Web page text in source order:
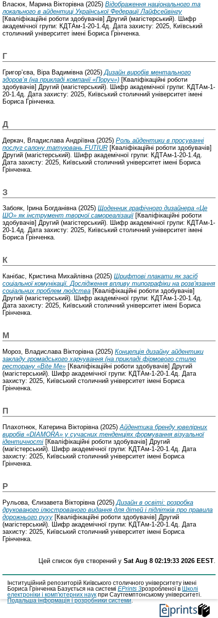
Власюк, Марина Вікторівна(2025) Відображення національного та
локального в айдентиці Української Федерації Лайфсейвінгу
[Кваліфікаційні роботи здобувачів] Другий (магістерський). Шифр
академічної групи: КДТАм-1-20-1.4д. Дата захисту: 2025, Київський
столичний університет імені Бориса Грінченка.
Г
Григор’єва, Віра Вадимівна (2025) Дизайн виробів ментального
здоров’я (на прикладі компанії «Поруч») [Кваліфікаційні роботи
здобувачів] Другий (магістерський). Шифр академічної групи: КДТАм-1-
20-1.4д. Дата захисту: 2025, Київський столичний університет імені
Бориса Грінченка.
Д
Деркач, Владислава Андріївна (2025) Роль айдентики в просуванні
послуг салону татуювань FUTIUR [Кваліфікаційні роботи здобувачів]
Другий (магістерський). Шифр академічної групи: КДТАм-1-20-1.4д.
Дата захисту: 2025, Київський столичний університет імені Бориса
Грінченка.
З
Забояк, Ірина Богданівна(2025) Щоденник графічного дизайнера «Це
ШО» як інструмент творчої самореалізації[Кваліфікаційні роботи
здобувачів] Другий (магістерський). Шифр академічної групи: КДТАм-1-
20-1.4д. Дата захисту: 2025, Київський столичний університет імені
Бориса Грінченка.
К
Канібас, Кристина Михайлівна(2025) Шрифтові плакати як засіб
соціальної комунікації. Дослідження впливу типографіки на розв'язання
соціальних проблем людства [Кваліфікаційні роботи здобувачів]
Другий (магістерський). Шифр академічної групи: КДТАм-1-20-1.4д.
Дата захисту: 2025, Київський столичний університет імені Бориса
Грінченка.
М
Мороз, Владислава Вікторівна(2025) Концепція дизайну айдентики
закладу громадського харчування (на прикладі фірмового стилю
ресторану «Bite Me» [Кваліфікаційні роботи здобувачів] Другий
(магістерський). Шифр академічної групи: КДТАм-1-20-1.4д. Дата
захисту: 2025, Київський столичний університет імені Бориса
Грінченка.
П
Плахотнюк, Катерина Вікторівна (2025) Айдентика бренду ювелірних
виробів «DIAMORA» у сучасних тенденціях формування візуальної
ідентичності [Кваліфікаційні роботи здобувачів] Другий
(магістерський). Шифр академічної групи: КДТАм-1-20-1.4д. Дата
захисту: 2025, Київський столичний університет імені Бориса
Грінченка.
Р
Рульова, Єлизавета Вікторівна (2025) Дизайн в освіті: розробка
друкованого ілюстрованого видання для дітей і підлітків про правила
дорожнього руху [Кваліфікаційні роботи здобувачів] Другий
(магістерський). Шифр академічної групи: КДТАм-1-20-1.4д. Дата
захисту: 2025, Київський столичний університет імені Бориса
Грінченка.
Цей список був створений у Sat Aug 8 02:19:33 2026 EEST
Інституційний репозиторій Київського столичного університету імені
Бориса Грінченка Базується на системі EPrints 3розробленої в
Школі
електроніки і комп'ютерних наук при Саутгемптонському університеті.
Подальша інформація і розробники системи.